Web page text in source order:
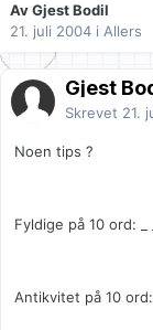
Av Gjest Bodil
21. juli 2004 i Allers
Gjest
Skrevet 21.
Noen tips ?
Fyldige på 10 ord: _
Antikvitet på 10